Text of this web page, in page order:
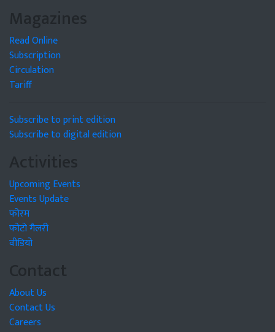
Magazines
Read Online
Subscription
Circulation
Tariff
Subscribe to print edition
Subscribe to digital edition
Activities
Upcoming Events
Events Update
फोरम
फोटो गैलरी
वीडियो
Contact
About Us
Contact Us
Careers